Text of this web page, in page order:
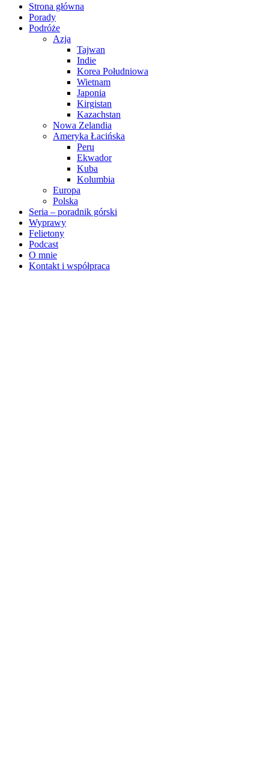
Strona główna
Porady
Podróże
Azja
Tajwan
Indie
Korea Południowa
Wietnam
Japonia
Kirgistan
Kazachstan
Nowa Zelandia
Ameryka Łacińska
Peru
Ekwador
Kuba
Kolumbia
Europa
Polska
Seria – poradnik górski
Wyprawy
Felietony
Podcast
O mnie
Kontakt i współpraca